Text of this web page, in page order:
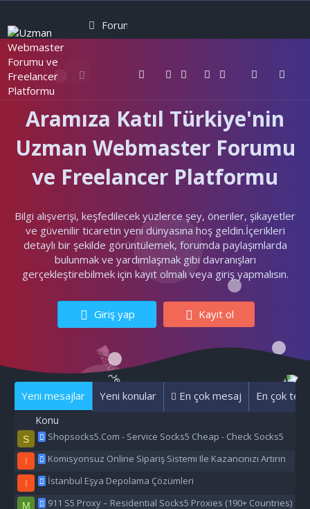
Forumlar
Aramıza Katıl Türkiye'nin
Uzman Webmaster Forumu
ve Freelancer Platformu
Bilgi alışverişi, keşfedilecek yüzlerce şey, öneriler, şikayetler
ve güvenilir ticaretin yeni dünyasına hoş geldin.İçerikleri
detaylı bir şekilde görüntülemek, forumda paylaşımlarda
bulunmak ve yardımlaşmak gibi davranışları
gerçekleştirebilmek için kayıt olmalı veya giriş yapmalısın.
Giriş yap Kayıt ol
Yeni mesajlar Yeni konular En çok mesaj En çok
Konu
S Shopsocks5.Com - Service Socks5 Cheap - Check Socks5
I Komisyonsuz Online Sipariş Sistemi Ile Kazancınızı Artırın
I İstanbul Eşya Depolama Çözümleri
M 911 S5 Proxy – Residential Socks5 Proxies (190+ Countries)